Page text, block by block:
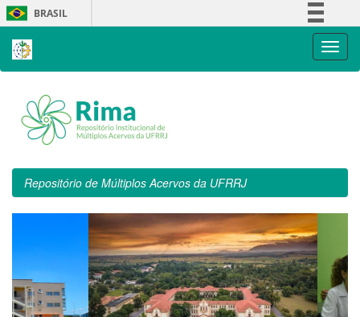
Skip
navigation
BRASIL
Repositório de Múltiplos Acervos da UFRRJ